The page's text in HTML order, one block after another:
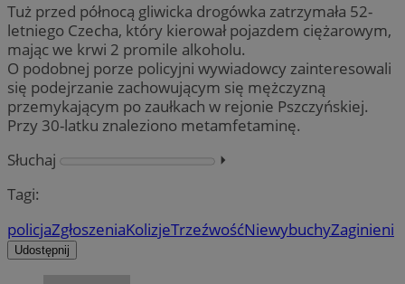
Tuż przed północą gliwicka drogówka zatrzymała 52-
letniego Czecha, który kierował pojazdem ciężarowym,
mając we krwi 2 promile alkoholu.
O podobnej porze policyjni wywiadowcy zainteresowali
się podejrzanie zachowującym się mężczyzną
przemykającym po zaułkach w rejonie Pszczyńskiej.
Przy 30-latku znaleziono metamfetaminę.
Słuchaj
⏵︎
Tagi:
policjaZgłoszeniaKolizjeTrzeźwośćNiewybuchyZaginieni
Udostępnij